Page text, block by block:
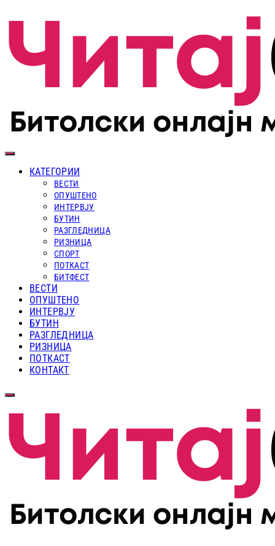
КАТЕГОРИИ
ВЕСТИ
ОПУШТЕНО
ИНТЕРВЈУ
БУТИН
РАЗГЛЕДНИЦА
РИЗНИЦА
СПОРТ
ПОТКАСТ
БИТФЕСТ
ВЕСТИ
ОПУШТЕНО
ИНТЕРВЈУ
БУТИН
РАЗГЛЕДНИЦА
РИЗНИЦА
ПОТКАСТ
КОНТАКТ